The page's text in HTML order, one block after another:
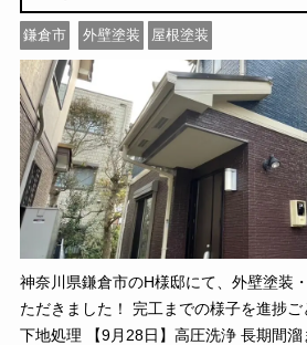
鎌倉市 外壁塗装 屋根塗装
神奈川県鎌倉市のH様邸にて、外壁塗装
ただきました！ 完工までの様子を進捗
下地処理 【9月28日】高圧洗浄 長期間溜